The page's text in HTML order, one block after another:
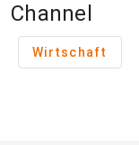
Channel
Wirtschaft